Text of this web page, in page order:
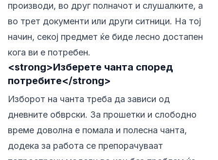
производи, во друг полначот и слушалките, а
во трет документи или други ситници. На тој
начин, секој предмет ќе биде лесно достапен
кога ви е потребен.
<strong>Изберете чанта според
потребите</strong>
Изборот на чанта треба да зависи од
дневните обврски. За прошетки и слободно
време доволна е помала и полесна чанта,
додека за работа се препорачуваат